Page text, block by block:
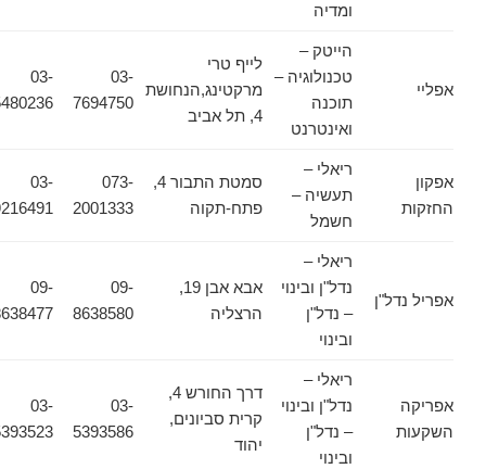
ומדיה
אפליי
הייטק –
טכנולוגיה –
תוכנה
ואינטרנט
לייף טרי
מרקטינג,הנחושת
03-
7694750
03-
5480236
אפקון
החזקות
ריאלי –
תעשיה –
חשמל
סמטת התבור 4,
פתח-תקוה
073-
2001333
03-
9216491
אפריל נדל"ן
ריאלי –
נדל"ן ובינוי
– נדל"ן
ובינוי
אבא אבן 19,
הרצליה
09-
8638580
09-
8638477
אפריקה
השקעות
ריאלי –
נדל"ן ובינוי
– נדל"ן
ובינוי
דרך החורש 4,
קרית סביונים,
יהוד
03-
5393586
03-
5393523